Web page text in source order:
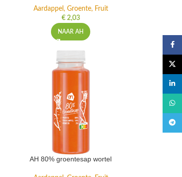
Aardappel, Groente, Fruit
€2,03
NAAR AH
AH 80% groentesap wortel